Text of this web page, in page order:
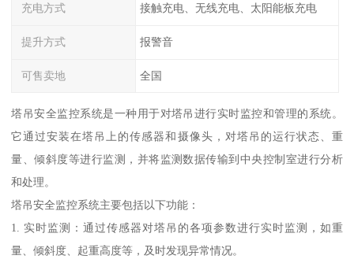
充电方式 接触充电、无线充电、太阳能板充电
提升方式 报警音
可售卖地 全国
塔吊安全监控系统是一种用于对塔吊进行实时监控和管理的系统。
它通过安装在塔吊上的传感器和摄像头，对塔吊的运行状态、重
量、倾斜度等进行监测，并将监测数据传输到中央控制室进行分析
和处理。
塔吊安全监控系统主要包括以下功能：
1. 实时监测：通过传感器对塔吊的各项参数进行实时监测，如重
量、倾斜度、起重高度等，及时发现异常情况。